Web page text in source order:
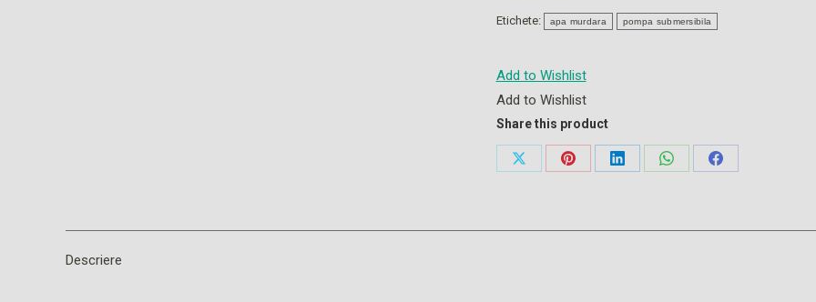
Etichete: apa murdara pompa submersibila
Add to Wishlist
Add to Wishlist
Share this product
Share
Share
Share
Share
Share
Descriere